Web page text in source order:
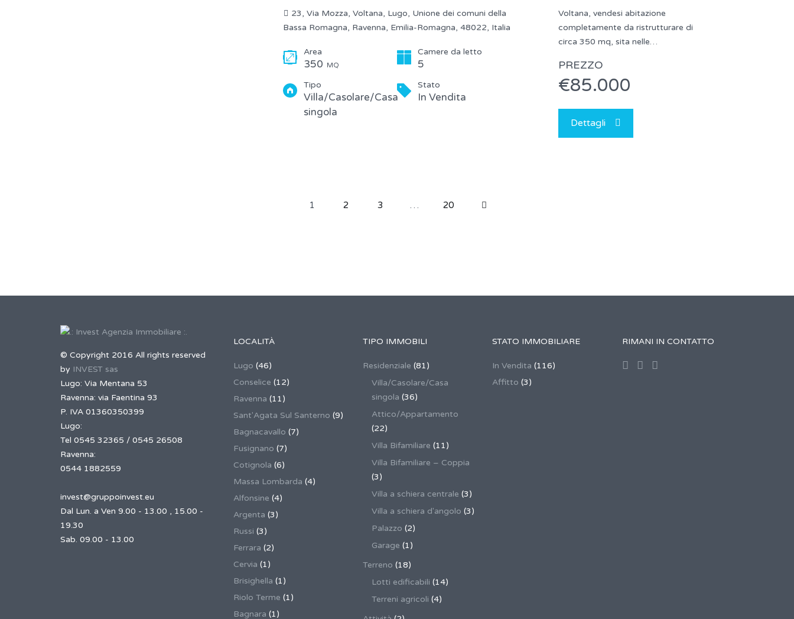
23, Via Mozza, Voltana, Lugo, Unione dei comuni della
Bassa Romagna, Ravenna, Emilia-Romagna, 48022, Italia
Area
350 MQ
Camere da letto
5
Tipo
Villa/Casolare/Casa
singola
Stato
In Vendita
Voltana, vendesi abitazione
completamente da ristrutturare di
circa 350 mq, sita nelle…
PREZZO
€85.000
Dettagli
1 2 3 … 20
© Copyright 2016 All rights reserved
by INVEST sas
Lugo: Via Mentana 53
Ravenna: via Faentina 93
P. IVA 01360350399
Lugo:
Tel 0545 32365 / 0545 26508
Ravenna:
0544 1882559
invest@gruppoinvest.eu
Dal Lun. a Ven 9.00 - 13.00 , 15.00 -
19.30
Sab. 09.00 - 13.00
LOCALITÀ
Lugo (46)
Conselice (12)
Ravenna (11)
Sant'Agata Sul Santerno (9)
Bagnacavallo (7)
Fusignano (7)
Cotignola (6)
Massa Lombarda (4)
Alfonsine (4)
Argenta (3)
Russi (3)
Ferrara (2)
Cervia (1)
Brisighella (1)
Riolo Terme (1)
Bagnara (1)
TIPO IMMOBILI
Residenziale (81)
Villa/Casolare/Casa
singola (36)
Attico/Appartamento
(22)
Villa Bifamiliare (11)
Villa Bifamiliare – Coppia
(3)
Villa a schiera centrale (3)
Villa a schiera d'angolo (3)
Palazzo (2)
Garage (1)
Terreno (18)
Lotti edificabili (14)
Terreni agricoli (4)
STATO IMMOBILIARE
In Vendita (116)
Affitto (3)
RIMANI IN CONTATTO